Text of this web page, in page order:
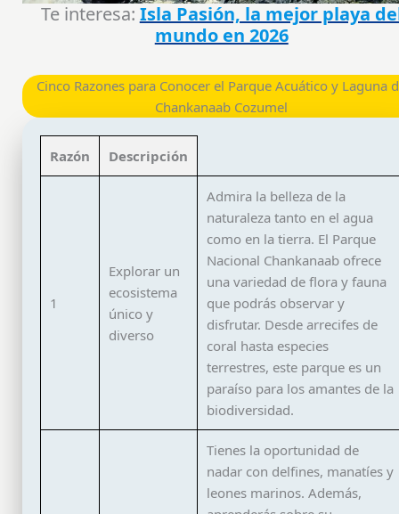
Te interesa: Isla Pasión, la mejor playa
mundo en 2026
Cinco Razones para Conocer el Parque Acuático y Laguna
Chankanaab Cozumel
Razón Descripción
1
Explorar un
ecosistema
único y
diverso
Admira la belleza de la
naturaleza tanto en el agua
como en la tierra. El Parque
Nacional Chankanaab ofrece
una variedad de flora y fauna
que podrás observar y
disfrutar. Desde arrecifes de
coral hasta especies
terrestres, este parque es un
paraíso para los amantes de la
biodiversidad.
Tienes la oportunidad de
nadar con delfines, manatíes y
leones marinos. Además,